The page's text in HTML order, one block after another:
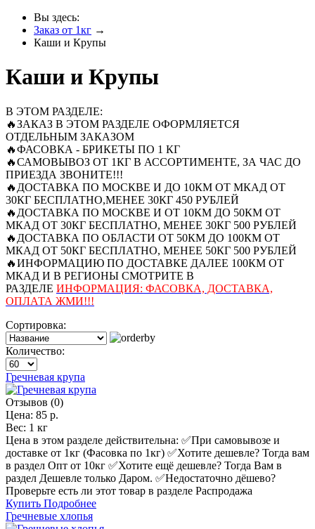
Вы здесь:
Заказ от 1кг →
Каши и Крупы
Каши и Крупы
В ЭТОМ РАЗДЕЛЕ:
🔥ЗАКАЗ В ЭТОМ РАЗДЕЛЕ ОФОРМЛЯЕТСЯ
ОТДЕЛЬНЫМ ЗАКАЗОМ
🔥ФАСОВКА - БРИКЕТЫ ПО 1 КГ
🔥САМОВЫВОЗ ОТ 1КГ В АССОРТИМЕНТЕ, ЗА ЧАС ДО
ПРИЕЗДА ЗВОНИТЕ!!!
🔥ДОСТАВКА ПО МОСКВЕ И ДО 10КМ ОТ МКАД ОТ
30КГ БЕСПЛАТНО,МЕНЕЕ 30КГ 450 РУБЛЕЙ
🔥ДОСТАВКА ПО МОСКВЕ И ОТ 10КМ ДО 50КМ ОТ
МКАД ОТ 30КГ БЕСПЛАТНО, МЕНЕЕ 30КГ 500 РУБЛЕЙ
🔥ДОСТАВКА ПО ОБЛАСТИ ОТ 50КМ ДО 100КМ ОТ
МКАД ОТ 50КГ БЕСПЛАТНО, МЕНЕЕ 50КГ 500 РУБЛЕЙ
🔥ИНФОРМАЦИЮ ПО ДОСТАВКЕ ДАЛЕЕ 100КМ ОТ
МКАД И В РЕГИОНЫ СМОТРИТЕ В
РАЗДЕЛЕ ИНФОРМАЦИЯ: ФАСОВКА, ДОСТАВКА,
ОПЛАТА ЖМИ!!!
Сортировка:
Количество:
Гречневая крупа
Отзывов (0)
Цена: 85 р.
Вес: 1 кг
Цена в этом разделе действительна: ✅️При самовывозе и
доставке от 1кг (Фасовка по 1кг) ✅️Хотите дешевле? Тогда вам
в раздел Опт от 10кг ✅️Хотите ещё дешевле? Тогда Вам в
раздел Дешевле только Даром. ✅️Недостаточно дёшево?
Проверьте есть ли этот товар в разделе Распродажа
Купить Подробнее
Гречневые хлопья